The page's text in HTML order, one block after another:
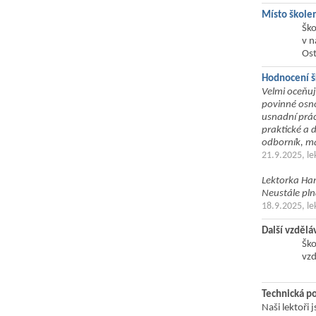
Místo
v
Hodnocení
Velmi
povinné
usnadní
praktické a
odborník,
21.9.2025,
Lektorka
Neustále
18.9.2025,
Další
Technická
Naši lektoři